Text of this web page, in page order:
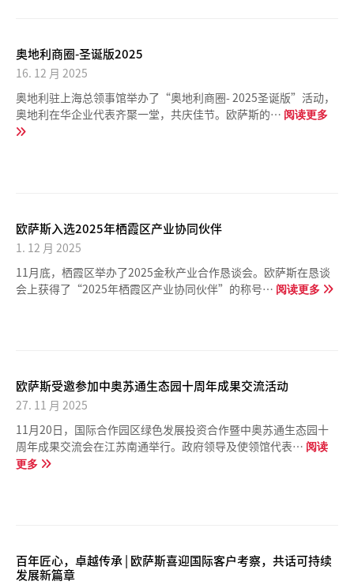
奥地利商圈-圣诞版2025
16. 12 月 2025
奥地利驻上海总领事馆举办了“奥地利商圈- 2025圣诞版”活动，
奥地利在华企业代表齐聚一堂，共庆佳节。欧萨斯的… 阅读更多
欧萨斯入选2025年栖霞区产业协同伙伴
1. 12 月 2025
11月底，栖霞区举办了2025金秋产业合作恳谈会。欧萨斯在恳谈
会上获得了“2025年栖霞区产业协同伙伴”的称号… 阅读更多
欧萨斯受邀参加中奥苏通生态园十周年成果交流活动
27. 11 月 2025
11月20日，国际合作园区绿色发展投资合作暨中奥苏通生态园十
周年成果交流会在江苏南通举行。政府领导及使领馆代表… 阅读
更多
百年匠心，卓越传承 | 欧萨斯喜迎国际客户考察，共话可持续
发展新篇章